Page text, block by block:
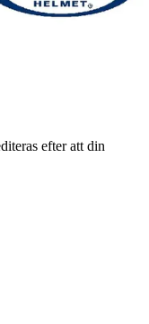
efter att din